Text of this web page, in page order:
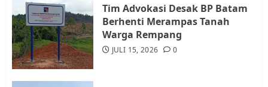
Tim Advokasi Desak BP Batam
Berhenti Merampas Tanah
Warga Rempang
JULI 15, 2026 0
4
Resahkan Warga
JULI 17, 2026 0